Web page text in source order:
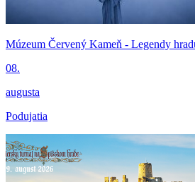
Múzeum Červený Kameň - Legendy
08.
augusta
Podujatia